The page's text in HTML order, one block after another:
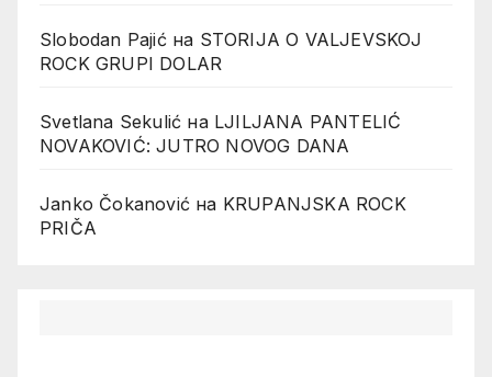
Slobodan Pajićна STORIJA O VALJEVSKOJ
ROCK GRUPI DOLAR
Svetlana Sekulić на LJILJANA PANTELIĆ
NOVAKOVIĆ: JUTRO NOVOG DANA
Janko Čokanović на KRUPANJSKA ROCK
PRIČA